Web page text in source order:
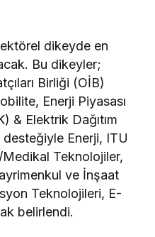
dikeyde en
Bu dikeyler;
Birliği (OİB)
Enerji Piyasası
& Elektrik Dağıtım
Enerji, ITU
Teknolojiler,
ve İnşaat
Teknolojileri, E-
belirlendi.